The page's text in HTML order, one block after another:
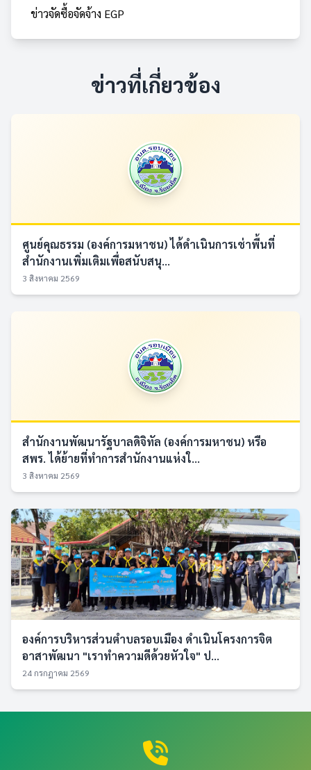
ข่าวจัดซื้อจัดจ้าง EGP
ข่าวที่เกี่ยวข้อง
ศูนย์คุณธรรม (องค์การมหาชน) ได้ดำเนินการเช่าพื้นที่
สำนักงานเพิ่มเติมเพื่อสนับสนุ...
3 สิงหาคม 2569
สำนักงานพัฒนารัฐบาลดิจิทัล (องค์การมหาชน) หรือ
สพร. ได้ย้ายที่ทำการสำนักงานแห่งใ...
3 สิงหาคม 2569
องค์การบริหารส่วนตำบลรอบเมือง ดำเนินโครงการจิต
อาสาพัฒนา "เราทำความดีด้วยหัวใจ" ป...
24 กรกฎาคม 2569